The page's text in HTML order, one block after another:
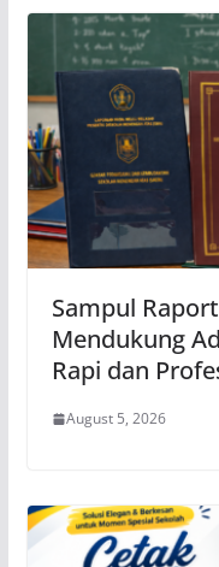
Sampul
Mendukung
Rapi dan
August 5, 2026